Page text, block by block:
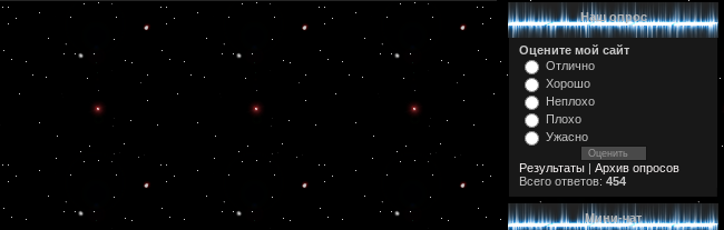
Наш опрос
Оцените мой сайт
Отлично
Хорошо
Неплохо
Плохо
Ужасно
Результаты | Архив опросов
Всего ответов: 454
Мини-чат